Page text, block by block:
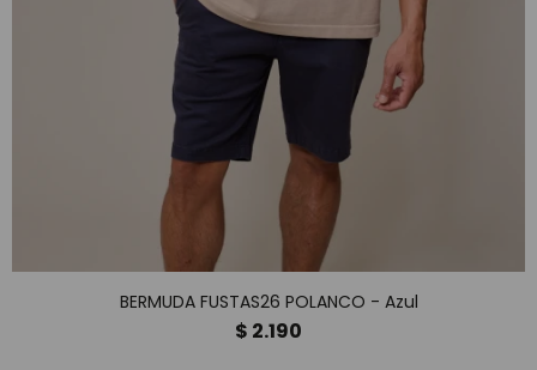
BERMUDA FUSTAS26 POLANCO - Azul
$ 2.190